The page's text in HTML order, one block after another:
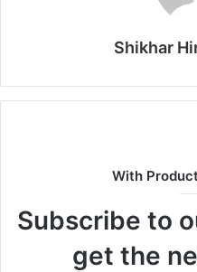
Shikhar
With
Subscribe to
get the